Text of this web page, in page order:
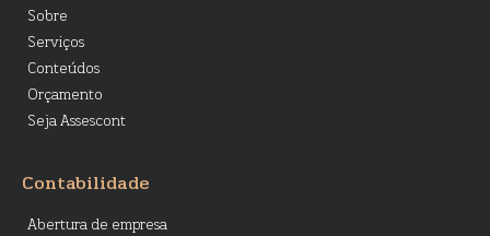
Sobre
Serviços
Conteúdos
Orçamento
Seja Assescont
Contabilidade
Abertura de empresa